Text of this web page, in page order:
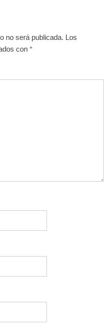
no será publicada. Los
con*